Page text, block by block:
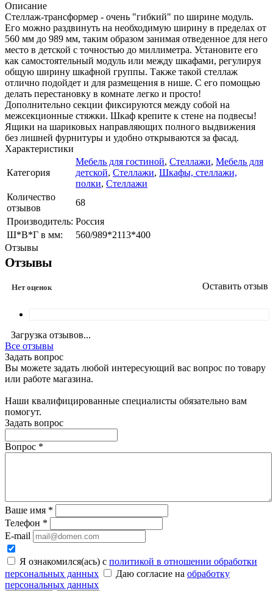
Описание
Стеллаж-трансформер - очень "гибкий" по ширине модуль.
Его можно раздвинуть на необходимую ширину в пределах от
560 мм до 989 мм, таким образом занимая отведенное для него
место в детской с точностью до миллиметра. Установите его
как самостоятельный модуль или между шкафами, регулируя
общую ширину шкафной группы. Также такой стеллаж
отлично подойдет и для размещения в нише. С его помощью
делать перестановку в комнате легко и просто!
Дополнительно секции фиксируются между собой на
межсекционные стяжки. Шкаф крепите к стене на подвесы!
Ящики на шариковых направляющих полного выдвижения
без лишней фурнитуры и удобно открываются за фасад.
Характеристики
Категория
Мебель для гостиной, Стеллажи, Мебель для
детской, Стеллажи, Шкафы, стеллажи,
полки, Стеллажи
Количество
отзывов
68
Производитель: Россия
Ш*В*Г в мм:
560/989*2113*400
Отзывы
Отзывы
Нет оценок Оставить отзыв
Загрузка отзывов...
Все отзывы
Задать вопрос
Вы можете задать любой интересующий вас вопрос по товару
или работе магазина.
Наши квалифицированные специалисты обязательно вам
помогут.
Задать вопрос
Вопрос *
Ваше имя *
Телефон *
E-mail
Я ознакомился(ась) с политикой в отношении обработки
персональных данных
Даю согласие на обработку
персональных данных